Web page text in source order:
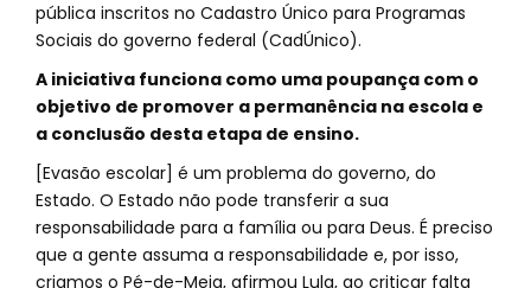
pública inscritos no Cadastro Único para Programas
Sociais do governo federal (CadÚnico).
A iniciativa funciona como uma poupança com o
objetivo de promover a permanência na escola e
a conclusão desta etapa de ensino.
[Evasão escolar] é um problema do governo, do
Estado. O Estado não pode transferir a sua
responsabilidade para a família ou para Deus. É preciso
que a gente assuma a responsabilidade e, por isso,
criamos o Pé-de-Meia, afirmou Lula, ao criticar falta